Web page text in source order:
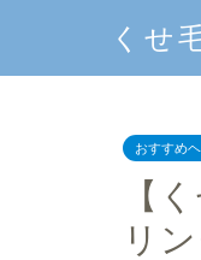
くせ
おすすめ
【
リ